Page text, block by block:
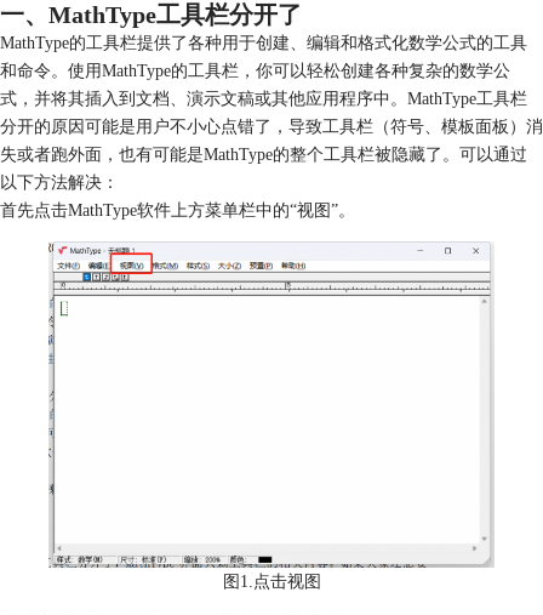
一、MathType工具栏分开了
MathType的工具栏提供了各种用于创建、编辑和格式化数学公式的工具
和命令。使用MathType的工具栏，你可以轻松创建各种复杂的数学公
式，并将其插入到文档、演示文稿或其他应用程序中。MathType工具栏
分开的原因可能是用户不小心点错了，导致工具栏（符号、模板面板）消
失或者跑外面，也有可能是MathType的整个工具栏被隐藏了。可以通过
以下方法解决：
首先点击MathType软件上方菜单栏中的“视图”。
图1.点击视图